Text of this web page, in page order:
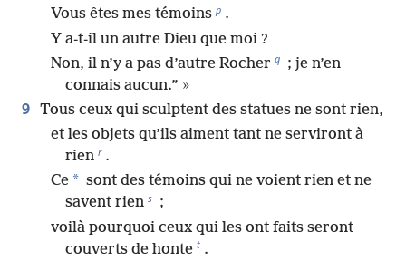
Vous êtes mes témoins p .
Y a-t-il un autre Dieu que moi ?
Non, il n’y a pas d’autre Rocher q ; je n’en
connais aucun.” »
9 Tous ceux qui sculptent des statues ne sont rien,
et les objets qu’ils aiment tant ne serviront à
rien r .
Ce * sont des témoins qui ne voient rien et ne
savent rien s ;
voilà pourquoi ceux qui les ont faits seront
couverts de honte t .